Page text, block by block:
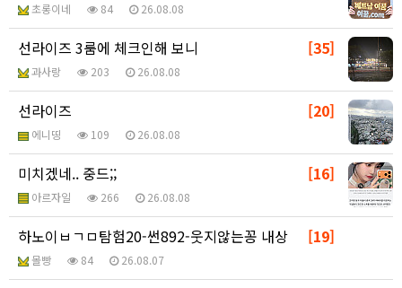
초롱이네 84 26.08.08
[35]
선라이즈 3룸에 체크인해 보니
과사랑 203 26.08.08
[20]
선라이즈
에니띵 109 26.08.08
[16]
미치겠네.. 중드;;
아르자일 266 26.08.08
[19]
하노이ㅂㄱㅁ탐험20-썬892-웃지않는꽁 내상
몰빵 84 26.08.07